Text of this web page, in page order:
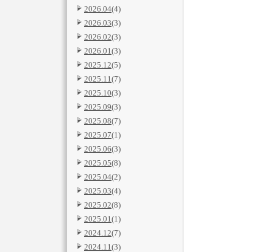
2026.04(4)
2026.03(3)
2026.02(3)
2026.01(3)
2025.12(5)
2025.11(7)
2025.10(3)
2025.09(3)
2025.08(7)
2025.07(1)
2025.06(3)
2025.05(8)
2025.04(2)
2025.03(4)
2025.02(8)
2025.01(1)
2024.12(7)
2024.11(3)